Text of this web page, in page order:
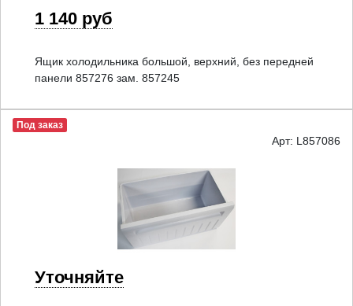
1 140 руб
Ящик холодильника большой, верхний, без передней
панели 857276 зам. 857245
Под заказ
Арт: L857086
Уточняйте